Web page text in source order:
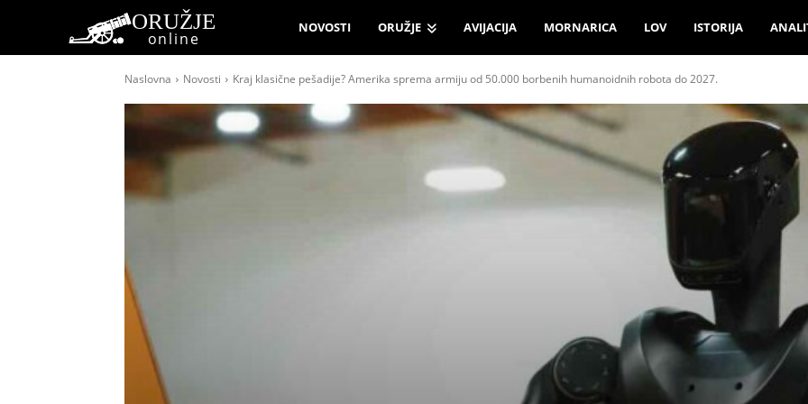
ORUŽJE
online
NOVOSTI ORUŽJE AVIJACIJA MORNARICA LOV ISTORIJA
Naslovna Novosti Kraj klasične pešadije? Amerika sprema armiju od 50.000 borbenih humanoidnih robota do 2027.